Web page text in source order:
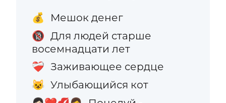
💰 Мешок денег
🔞 Для людей старше
восемнадцати лет
❤️‍🩹 Заживающее сердце
😺 Улыбающийся кот